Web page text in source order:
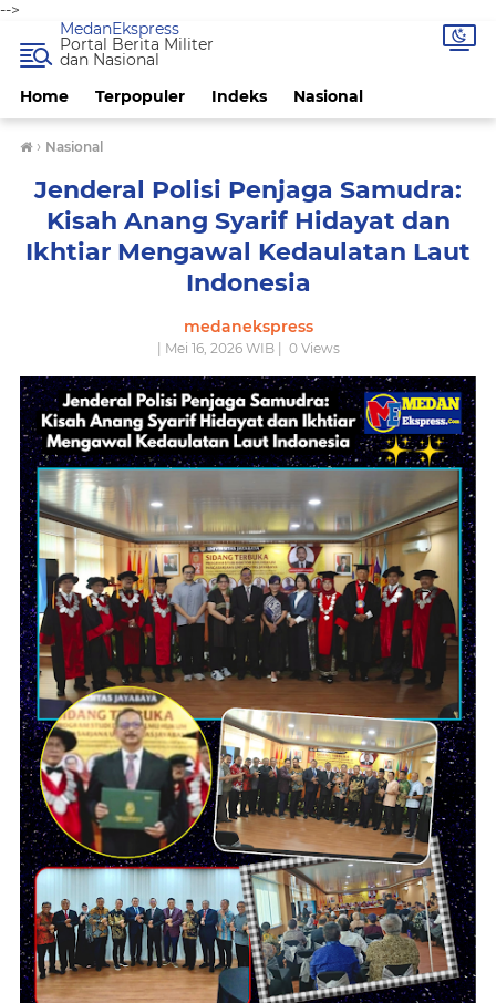
-->
Home Terpopuler Indeks Nasional
MedanEkspress
Portal Berita Militer
dan Nasional
› Nasional
Jenderal Polisi Penjaga Samudra:
Kisah Anang Syarif Hidayat dan
Ikhtiar Mengawal Kedaulatan Laut
Indonesia
medanekspress
| Mei 16, 2026 WIB | 0Views